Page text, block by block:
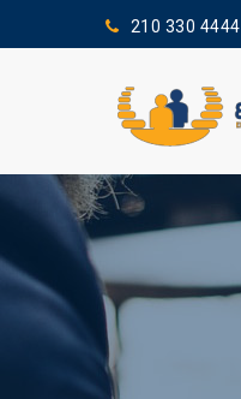
210 330 4444